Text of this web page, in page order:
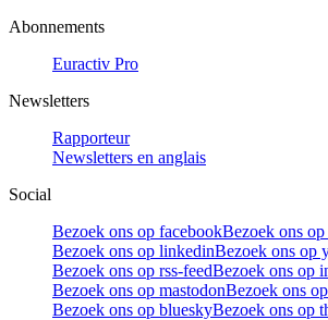
Abonnements
Euractiv Pro
Newsletters
Rapporteur
Newsletters en anglais
Social
Bezoek ons op facebookBezoek ons
Bezoek ons op linkedinBezoek ons op
Bezoek ons op rss-feedBezoek ons op
Bezoek ons op mastodonBezoek ons
Bezoek ons op blueskyBezoek ons op